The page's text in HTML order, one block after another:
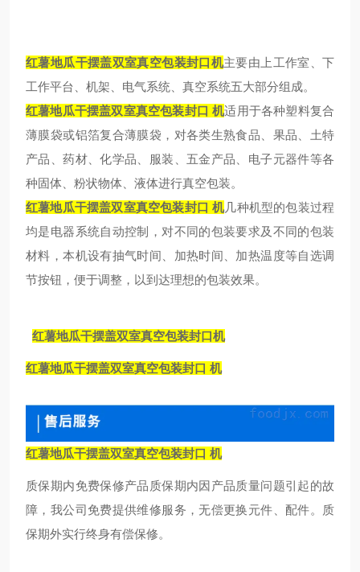
红薯地瓜干摆盖双室真空包装封口机主要由上工作室、下
工作平台、机架、电气系统、真空系统五大部分组成。
红薯地瓜干摆盖双室真空包装封口 机适用于各种塑料复合
薄膜袋或铝箔复合薄膜袋，对各类生熟食品、果品、土特
产品、药材、化学品、服装、五金产品、电子元器件等各
种固体、粉状物体、液体进行真空包装。
红薯地瓜干摆盖双室真空包装封口 机几种机型的包装过程
均是电器系统自动控制，对不同的包装要求及不同的包装
材料，本机设有抽气时间、加热时间、加热温度等自选调
节按钮，便于调整，以到达理想的包装效果。
红薯地瓜干摆盖双室真空包装封口机
红薯地瓜干摆盖双室真空包装封口 机
红薯地瓜干摆盖双室真空包装封口 机
质保期内免费保修产品质保期内因产品质量问题引起的故
障，我公司免费提供维修服务，无偿更换元件、配件。质
保期外实行终身有偿保修。